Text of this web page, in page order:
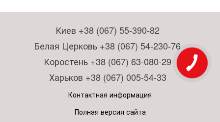
Киев +38 (067) 55-390-82
Белая Церковь +38 (067) 54-230-76
Коростень +38 (067) 63-080-29
Харьков +38 (067) 005-54-33
Контактная информация
Полная версия сайта